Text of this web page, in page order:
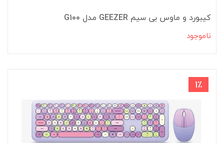
کیبورد و ماوس بی سیم GEEZER مدل G100
ناموجود
1٪